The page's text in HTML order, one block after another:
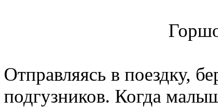
Отправляясь в поездку,
подгузников. Когда